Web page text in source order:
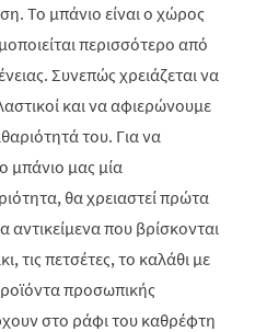
Το μπάνιο είναι ο χώρος
περισσότερο από
Συνεπώς χρειάζεται να
και να αφιερώνουμε
του. Για να
μπάνιο μας μία
θα χρειαστεί πρώτα
που βρίσκονται
τις πετσέτες, το καλάθι με
προσωπικής
στο ράφι του καθρέφτη